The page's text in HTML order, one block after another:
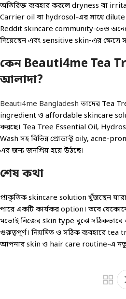
অতিরিক্ত ব্যবহার করলে dryness বা
Carrier oil বা hydrosol-এর সাথে dilute
Reddit skincare community-তেও
দিয়েছেন এবং sensitive skin-এর ক্ষেত্রে
কেন Beauti4me Tea
আলাদা?
Beauti4me Bangladesh তাদের Tea
ingredient ও affordable skincare
করছে। Tea Tree Essential Oil,
Wash সহ বিভিন্ন প্রোডাক্ট oily, acne-
এর জন্য জনপ্রিয় হয়ে উঠছে।
শেষ কথা
প্রাকৃতিক skincare solution খুঁজছেন
পারে একটি কার্যকর option। তবে
মতোই নিজের skin type বুঝে সঠিকভাবে
গুরুত্বপূর্ণ। নিয়মিত ও সঠিক ব্যবহারে
আপনার skin ও hair care routine-এ